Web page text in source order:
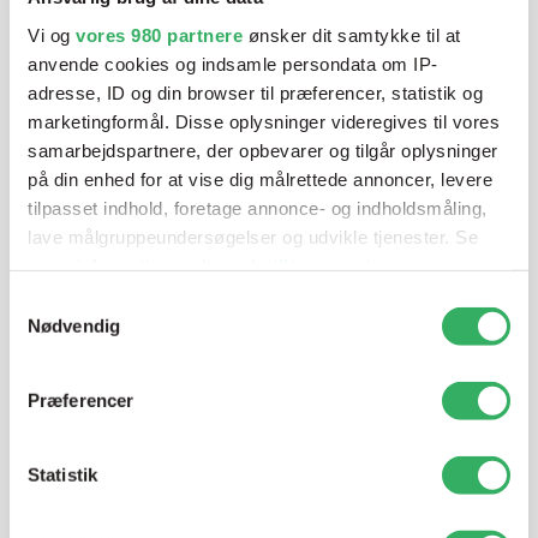
Vi og vores 980 partnere ønsker dit samtykke til at
anvende cookies og indsamle persondata om IP-
adresse, ID og din browser til præferencer, statistik og
marketingformål. Disse oplysninger videregives til vores
samarbejdspartnere, der opbevarer og tilgår oplysninger
på din enhed for at vise dig målrettede annoncer, levere
tilpasset indhold, foretage annonce- og indholdsmåling,
lave målgruppeundersøgelser og udvikle tjenester. Se
tilbage eller ændre indstillinger fra vores
"Cookiedeklaration", eller ved at trykke på "Privacy
Nødvendig
Præferencer
Statistik
blandeanlægsløsning, kan vi hjælpe dig.
Mandag - Torsdag 07:00-15:30
Fredag 07:00-13:45
T:+45 69 89 81 05